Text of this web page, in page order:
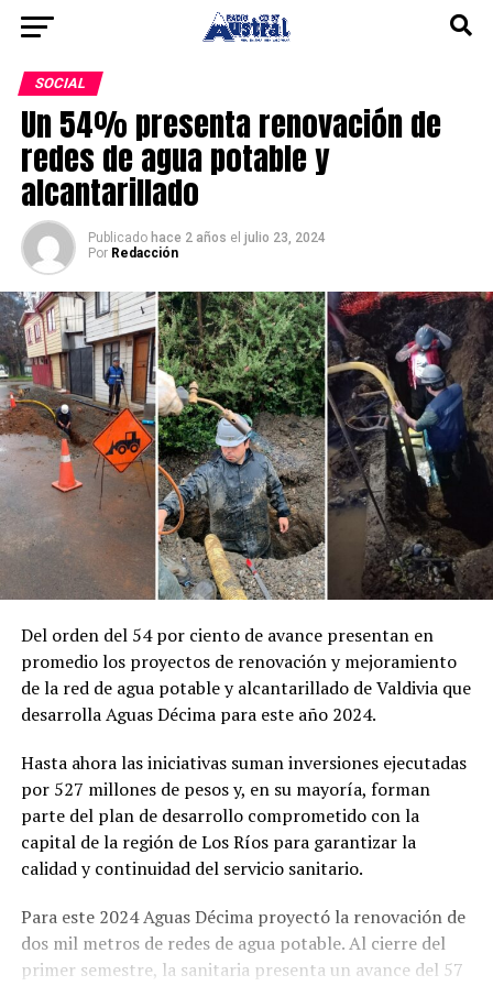
SOCIAL
Un 54% presenta renovación de
redes de agua potable y
alcantarillado
Publicado hace 2 años el julio 23, 2024
Por Redacción
Del orden del 54 por ciento de avance presentan en
promedio los proyectos de renovación y mejoramiento
de la red de agua potable y alcantarillado de Valdivia que
desarrolla Aguas Décima para este año 2024.
Hasta ahora las iniciativas suman inversiones ejecutadas
por 527 millones de pesos y, en su mayoría, forman
parte del plan de desarrollo comprometido con la
capital de la región de Los Ríos para garantizar la
calidad y continuidad del servicio sanitario.
Para este 2024 Aguas Décima proyectó la renovación de
dos mil metros de redes de agua potable. Al cierre del
primer semestre, la sanitaria presenta un avance del 57